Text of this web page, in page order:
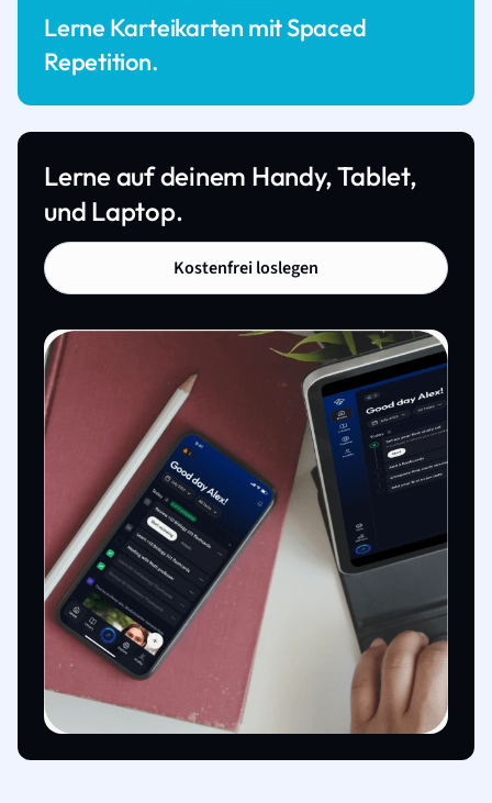
Lerne Karteikarten mit Spaced
Repetition.
Lerne auf deinem Handy, Tablet,
und Laptop.
Kostenfrei loslegen